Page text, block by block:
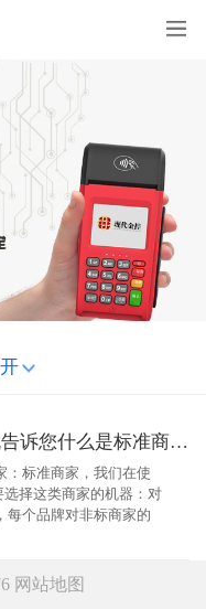
金飞天POS机告诉您什么是标准商户？什么是非标准商户？
：标准商家，我们在使
选择这类商家的机器：对
每个品牌对非标商家的
网站地图